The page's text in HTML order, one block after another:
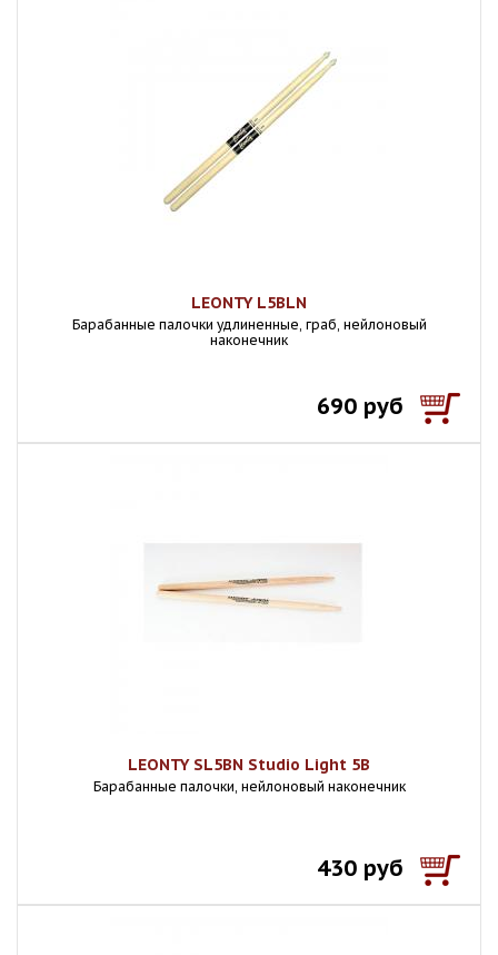
LEONTY L5BLN
Барабанные палочки удлиненные, граб, нейлоновый
наконечник
690 руб
LEONTY SL5BN Studio Light 5В
Барабанные палочки, нейлоновый наконечник
430 руб